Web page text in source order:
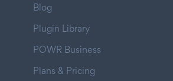
Blog
Plugin Library
POWR Business
Plans & Pricing